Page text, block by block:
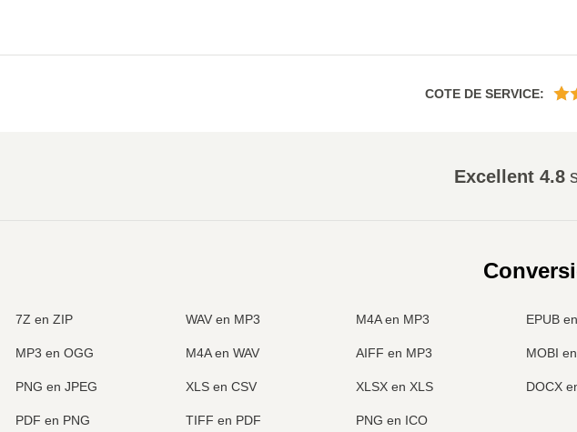
COTE DE SERVICE:
Excellent 4.8
7Z en ZIP WAV en MP3 M4A en MP3 EPUB
MP3 en OGG M4A en WAV AIFF en MP3 MOBI
PNG en JPEG XLS en CSV XLSX en XLS DOCX
PDF en PNG TIFF en PDF PNG en ICO